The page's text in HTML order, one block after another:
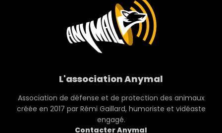
L'association Anymal
Association de défense et de protection des animaux
créée en 2017 par Rémi Gaillard, humoriste et vidéaste
engagé.
Contacter Anymal